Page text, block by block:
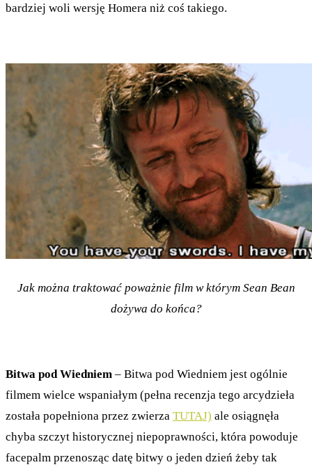
bardziej woli wersję Homera niż coś takiego.
Jak można traktować poważnie film w którym Sean Bean
dożywa do końca?
Bitwa pod Wiedniem – Bitwa pod Wiedniem jest ogólnie
filmem wielce wspaniałym (pełna recenzja tego arcydzieła
została popełniona przez zwierza TUTAJ) ale osiągnęła
chyba szczyt historycznej niepoprawności, która powoduje
facepalm przenosząc datę bitwy o jeden dzień żeby tak